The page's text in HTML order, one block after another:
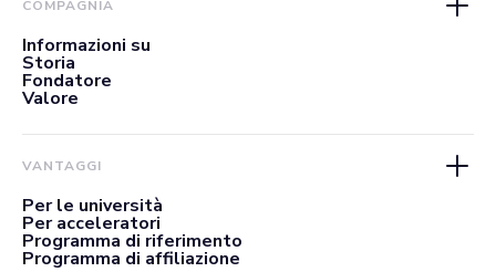
COMPAGNIA
Informazioni su
Storia
Fondatore
Valore
VANTAGGI
Per le università
Per acceleratori
Programma di riferimento
Programma di affiliazione